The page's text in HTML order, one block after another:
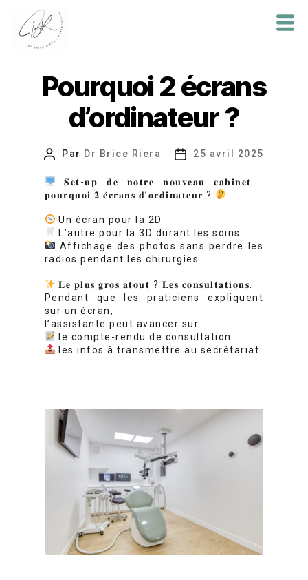
Pourquoi 2 écrans
d’ordinateur ?
Auteur
l’article
Par Dr Brice Riera
Date
l’article
25 avril 2025
𝐒𝐞𝐭-𝐮𝐩 𝐝𝐞 𝐧𝐨𝐭𝐫𝐞 𝐧𝐨𝐮𝐯𝐞𝐚𝐮 𝐜𝐚𝐛𝐢𝐧𝐞𝐭 :
𝐩𝐨𝐮𝐫𝐪𝐮𝐨𝐢 𝟐 𝐞́𝐜𝐫𝐚𝐧𝐬 𝐝’𝐨𝐫𝐝𝐢𝐧𝐚𝐭𝐞𝐮𝐫 ?
Un écran pour la 2D
L’autre pour la 3D durant les soins
Affichage des photos sans perdre les
radios pendant les chirurgies
𝐋𝐞 𝐩𝐥𝐮𝐬 𝐠𝐫𝐨𝐬 𝐚𝐭𝐨𝐮𝐭 ? 𝐋𝐞𝐬 𝐜𝐨𝐧𝐬𝐮𝐥𝐭𝐚𝐭𝐢𝐨𝐧𝐬.
Pendant que les praticiens expliquent
sur un écran,
l’assistante peut avancer sur :
le compte-rendu de consultation
les infos à transmettre au secrétariat